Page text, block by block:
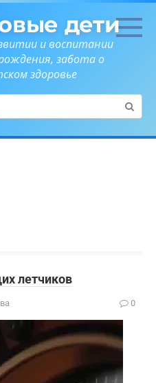
дети
и воспитании
забота о
здоровье
летчиков
0